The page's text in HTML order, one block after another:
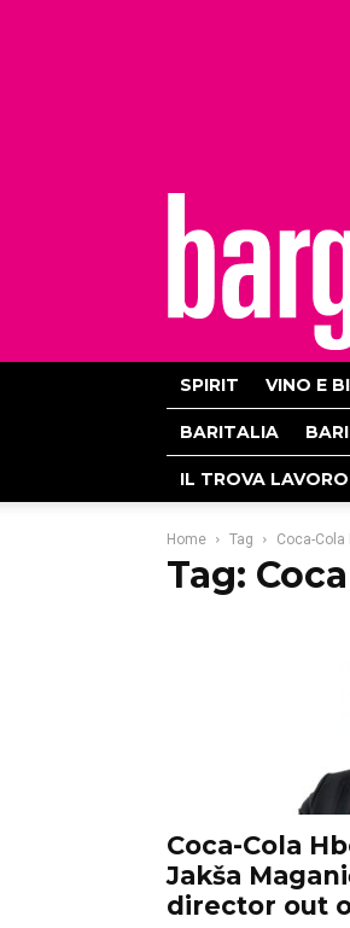
SPIRIT VINO E
BARITALIA
IL TROVA LAVORO
Home Tag Coca-Cola
Tag:
Coca-Cola
Jakša
director out